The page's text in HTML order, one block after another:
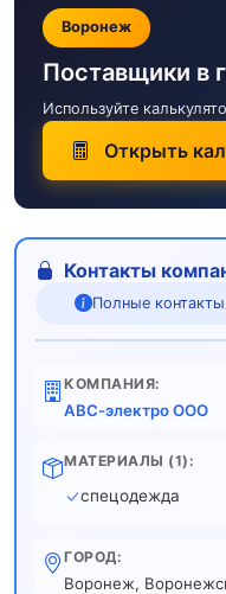
Воронеж
Поставщики в
Используйте
Открыть
Контакты
Полные
КОМПАНИЯ:
АВС-электро ООО
МАТЕРИАЛЫ (1):
спецодежда
ГОРОД:
Воронеж,